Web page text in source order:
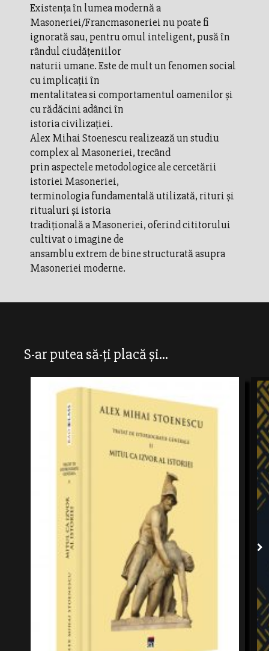
Existenţa în lumea modernă a
Masoneriei/Francmasoneriei nu poate fi
ignorată sau, pentru omul inteligent, pusă în
rândul ciudăţeniilor
naturii umane. Este de mult un fenomen social
cu implicaţii în
mentalitatea si comportamentul oamenilor şi
cu rădăcini adânci în
istoria civilizaţiei.
Alex Mihai Stoenescu realizează un studiu
complex al Masoneriei, trecând
prin aspectele metodologice ale cercetării
istoriei Masoneriei,
terminologia fundamentală utilizată, rituri şi
ritualuri şi istoria
tradiţională a Masoneriei, oferind cititorului
cultivat o imagine de
ansamblu extrem de bine structurată asupra
Masoneriei moderne.
S-ar putea să-ți placă și...